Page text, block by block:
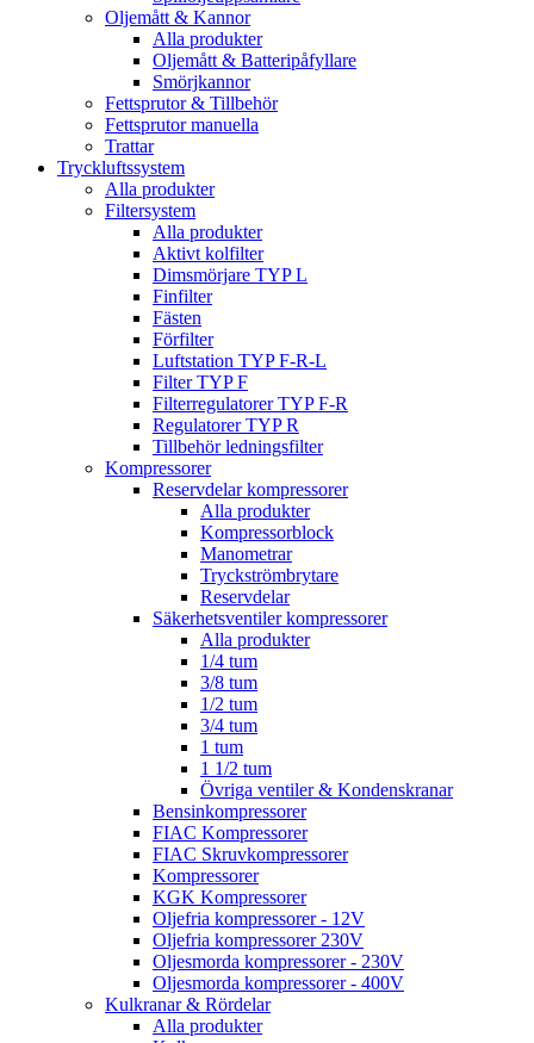
Oljemått & Kannor
Alla produkter
Oljemått & Batteripåfyllare
Smörjkannor
Fettsprutor & Tillbehör
Fettsprutor manuella
Trattar
Tryckluftssystem
Alla produkter
Filtersystem
Alla produkter
Aktivt kolfilter
Dimsmörjare TYP L
Finfilter
Fästen
Förfilter
Luftstation TYP F-R-L
Filter TYP F
Filterregulatorer TYP F-R
Regulatorer TYP R
Tillbehör ledningsfilter
Kompressorer
Reservdelar kompressorer
Alla produkter
Kompressorblock
Manometrar
Tryckströmbrytare
Reservdelar
Säkerhetsventiler kompressorer
Alla produkter
1/4 tum
3/8 tum
1/2 tum
3/4 tum
1 tum
1 1/2 tum
Övriga ventiler & Kondenskranar
Bensinkompressorer
FIAC Kompressorer
FIAC Skruvkompressorer
Kompressorer
KGK Kompressorer
Oljefria kompressorer - 12V
Oljefria kompressorer 230V
Oljesmorda kompressorer - 230V
Oljesmorda kompressorer - 400V
Kulkranar & Rördelar
Alla produkter